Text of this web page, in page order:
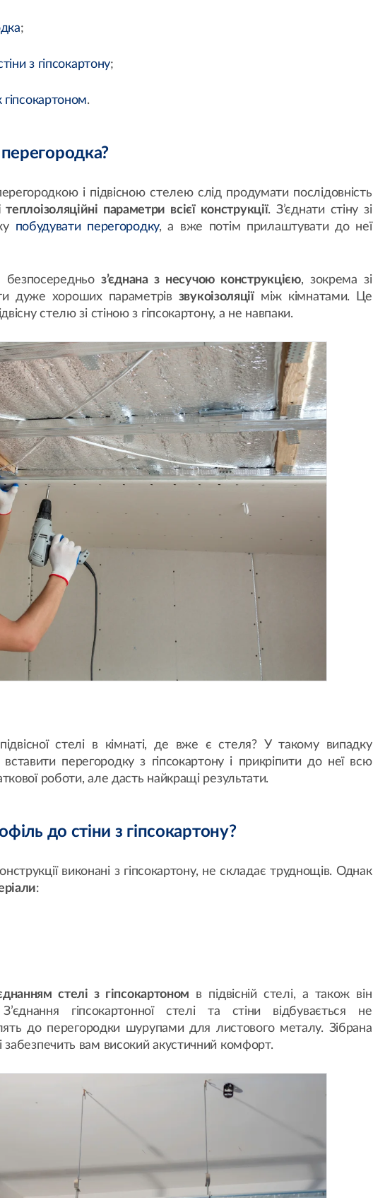
;
з гіпсокартону;
.
і підвісною стелею слід продумати послідовність
теплоізоляційні параметри всієї конструкції. З’єднати стіну зі
побудувати перегородку, а вже потім прилаштувати до неї
безпосередньоз’єднана з несучою конструкцією, зокрема зі
дуже хороших параметрів звукоізоляціїміж кімнатами. Це
стелю зі стіною з гіпсокартону, а не навпаки.
стелі в кімнаті, де вже є стеля? У такому випадку
перегородку з гіпсокартону і прикріпити до неї всю
роботи, але дасть найкращі результати.
до стіни з гіпсокартону?
виконані з гіпсокартону, не складає труднощів. Однак
:
стелі з гіпсокартоном в підвісній стелі, а також він
гіпсокартонної стелі та стіни відбувається не
до перегородки шурупами для листового металу. Зібрана
забезпечить вам високий акустичний комфорт.